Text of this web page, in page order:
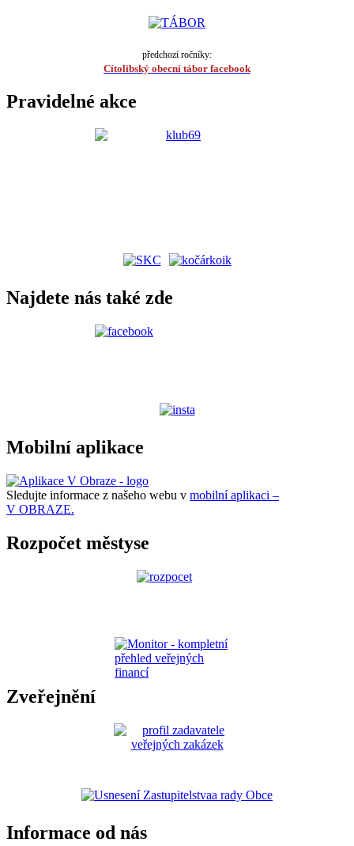
předchozí ročníky:
Cítolibský obecní tábor facebook
Pravidelné akce
Najdete nás také zde
Mobilní aplikace
Sledujte informace z našeho webu v mobilní aplikaci –
V OBRAZE.
Rozpočet městyse
Zveřejnění
Informace od nás